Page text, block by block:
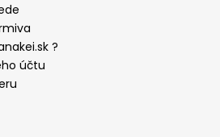
?
účtu